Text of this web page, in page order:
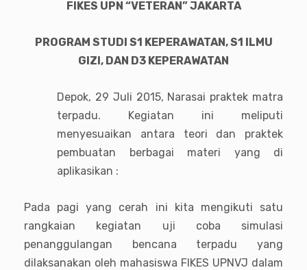
FIKES UPN “VETERAN” JAKARTA
PROGRAM STUDI S1 KEPERAWATAN, S1 ILMU
GIZI, DAN D3 KEPERAWATAN
Depok, 29 Juli 2015, Narasai praktek matra
terpadu. Kegiatan ini meliputi
menyesuaikan antara teori dan praktek
pembuatan berbagai materi yang di
aplikasikan :
Pada pagi yang cerah ini kita mengikuti satu
rangkaian kegiatan uji coba simulasi
penanggulangan bencana terpadu yang
dilaksanakan oleh mahasiswa FIKES UPNVJ dalam